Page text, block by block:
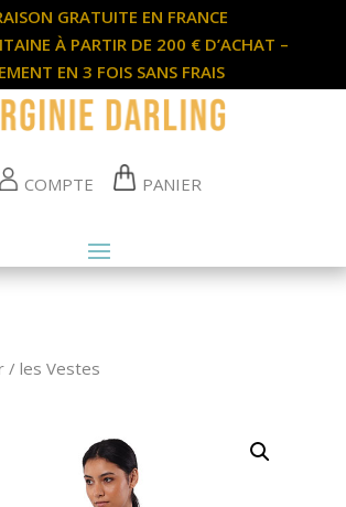
GRATUITE EN FRANCE
À PARTIR DE 200 € D’ACHAT –
EN 3 FOIS SANS FRAIS
COMPTE PANIER
/ les Vestes